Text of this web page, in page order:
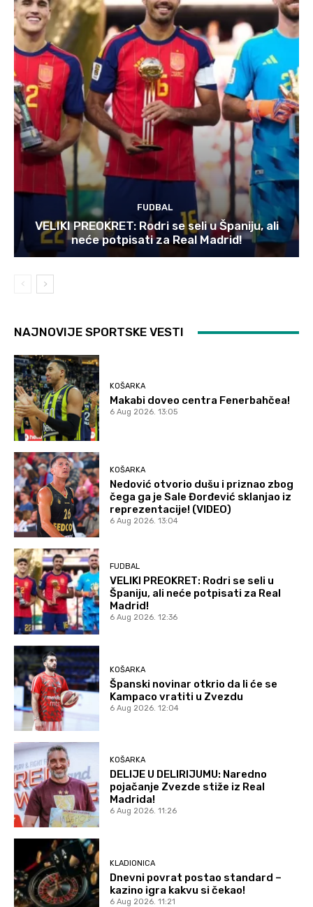
FUDBAL
VELIKI PREOKRET: Rodri se seli u Španiju, ali
neće potpisati za Real Madrid!
NAJNOVIJE SPORTSKE VESTI
KOŠARKA
Makabi doveo centra Fenerbahčea!
6 Aug 2026. 13:05
KOŠARKA
Nedović otvorio dušu i priznao zbog
čega ga je Sale Đorđević sklanjao iz
reprezentacije! (VIDEO)
6 Aug 2026. 13:04
FUDBAL
VELIKI PREOKRET: Rodri se seli u
Španiju, ali neće potpisati za Real
Madrid!
6 Aug 2026. 12:36
KOŠARKA
Španski novinar otkrio da li će se
Kampaco vratiti u Zvezdu
6 Aug 2026. 12:04
KOŠARKA
DELIJE U DELIRIJUMU: Naredno
pojačanje Zvezde stiže iz Real
Madrida!
6 Aug 2026. 11:26
KLADIONICA
Dnevni povrat postao standard –
kazino igra kakvu si čekao!
6 Aug 2026. 11:21